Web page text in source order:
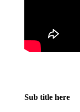
Sub title here